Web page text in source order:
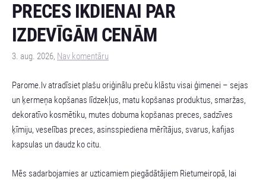
PRECES IKDIENAI PAR
IZDEVĪGĀM CENĀM
3. aug. 2026, Nav komentāru
Parome.lv atradīsiet plašu oriģinālu preču klāstu visai ģimenei – sejas
un ķermeņa kopšanas līdzekļus, matu kopšanas produktus, smaržas,
dekoratīvo kosmētiku, mutes dobuma kopšanas preces, sadzīves
ķīmiju, veselības preces, asinsspiediena mērītājus, svarus, kafijas
kapsulas un daudz ko citu.
Mēs sadarbojamies ar uzticamiem piegādātājiem Rietumeiropā, lai